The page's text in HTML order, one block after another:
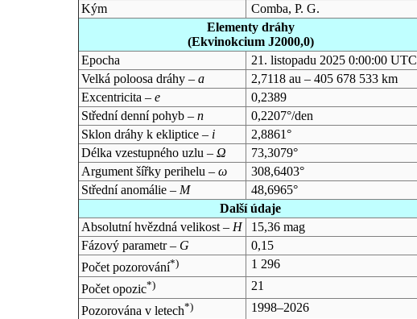
Kým
Comba, P. G.
Elementy dráhy
(Ekvinokcium J2000,0)
Epocha
21. listopadu 2025 0:00:00 UTC
Velká poloosa dráhy – a
2,7118 au – 405 678 533 km
Excentricita – e
0,2389
Střední denní pohyb – n
0,2207°/den
Sklon dráhy k ekliptice – i
2,8861°
Délka vzestupného uzlu – Ω
73,3079°
Argument šířky perihelu – ω
308,6403°
Střední anomálie – M
48,6965°
Další údaje
Absolutní hvězdná velikost – H
15,36 mag
Fázový parametr – G
0,15
Počet pozorování*)
1 296
Počet opozic*)
21
Pozorována v letech*)
1998–2026